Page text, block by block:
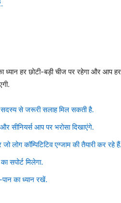
हर छोटी-बड़ी चीज पर रहेगा और आप
सदस्य से जरूरी सलाह मिल सकती है.
सीनियर्स आप पर भरोसा दिखाएंगे.
कॉम्पिटिटिव एग्जाम की तैयारी कर रहे हैं.
सपोर्ट मिलेगा.
का ध्यान रखें.